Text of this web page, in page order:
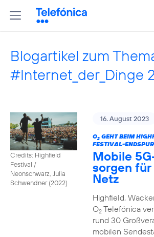
Blogartikel zum
#Internet_der_Dinge
Credits: Highfield
Festival /
Neonschwarz, Julia
Schwendner (2022)
16. August 2023
O2GEHT BEIM
FESTIVAL-
Mobile
sorgen
Netz
Highfield,
O2Telefónica
rund 30
mobilen